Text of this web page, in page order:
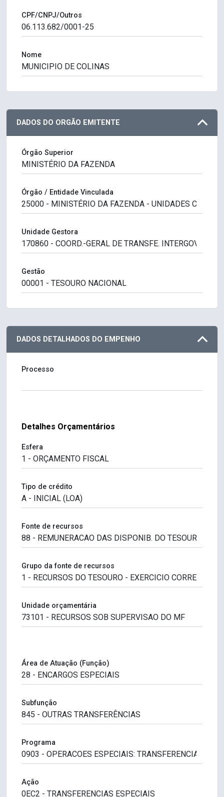
CPF/CNPJ/Outros
Nome
DADOS DO ORGÃO EMITENTE
Órgão Superior
Órgão / Entidade Vinculada
Unidade Gestora
Gestão
DADOS DETALHADOS DO EMPENHO
Processo
Detalhes Orçamentários
Esfera
Tipo de crédito
Fonte de recursos
Grupo da fonte de recursos
Unidade orçamentária
Área de Atuação (Função)
Subfunção
Programa
Ação